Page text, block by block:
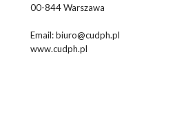
00-844 Warszawa
Email:biuro@cudph.pl
www.cudph.pl